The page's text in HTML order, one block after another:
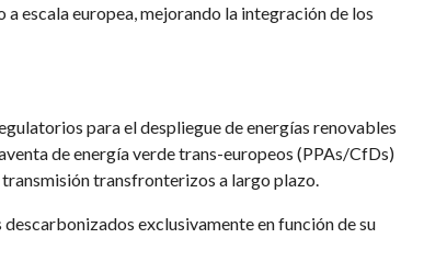
escala europea, mejorando la integración de los
para el despliegue de energías renovables
de energía verde trans-europeos (PPAs/CfDs)
transfronterizos a largo plazo.
exclusivamente en función de su